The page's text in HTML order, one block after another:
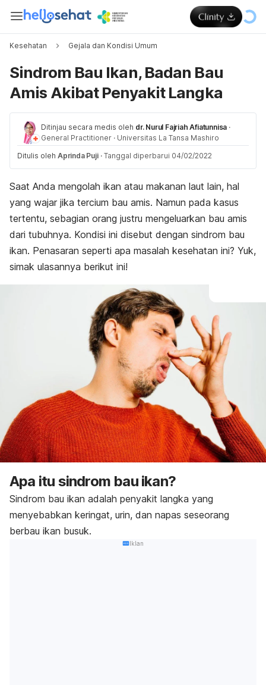
Kesehatan Gejala dan Kondisi Umum
Sindrom Bau Ikan, Badan Bau
Amis Akibat Penyakit Langka
Ditinjau secara medis oleh dr. Nurul Fajriah Afiatunnisa ·
General Practitioner · Universitas La Tansa Mashiro
Ditulis oleh Aprinda Puji · Tanggal diperbarui 04/02/2022
Saat Anda mengolah ikan atau makanan laut lain, hal
yang wajar jika tercium bau amis. Namun pada kasus
tertentu, sebagian orang justru mengeluarkan bau amis
dari tubuhnya. Kondisi ini disebut dengan sindrom bau
ikan. Penasaran seperti apa masalah kesehatan ini? Yuk,
simak ulasannya berikut ini!
Apa itu sindrom bau ikan?
Sindrom bau ikan adalah penyakit langka yang
menyebabkan keringat, urin, dan napas seseorang
berbau ikan busuk.
Iklan